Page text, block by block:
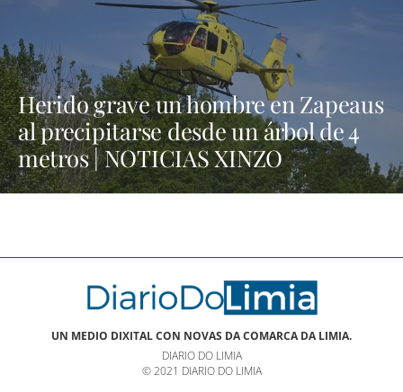
Herido grave un hombre en Zapeaus
al precipitarse desde un árbol de 4
metros | NOTICIAS XINZO
UN MEDIO DIXITAL CON NOVAS DA COMARCA DA LIMIA.
DIARIO DO LIMIA
© 2021 DIARIO DO LIMIA